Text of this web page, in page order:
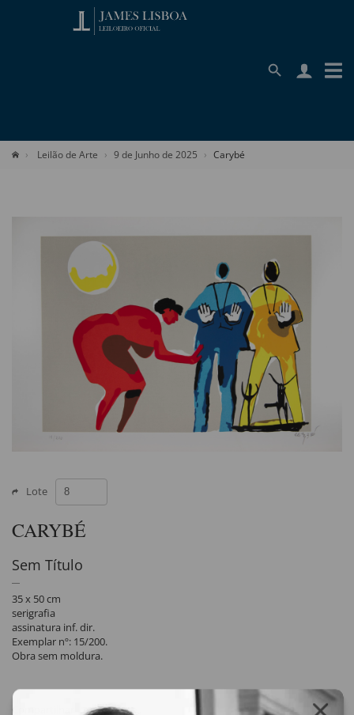
Leilão de Arte 9 de Junho de 2025 Carybé
Lote
CARYBÉ
Sem Título
35 x 50 cm
serigrafia
assinatura inf. dir.
Exemplar nº: 15/200.
Obra sem moldura.